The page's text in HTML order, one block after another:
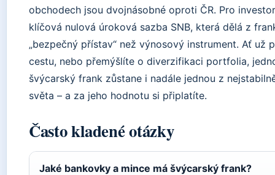
obchodech jsou dvojnásobné oproti ČR. Pro
klíčová nulová úroková sazba SNB, která dělá z
„bezpečný přístav“ než výnosový instrument. Ať už
cestu, nebo přemýšlíte o diverzifikaci portfolia,
švýcarský frank zůstane i nadále jednou z
světa – a za jeho hodnotu si připlatíte.
Často kladené otázky
Jaké bankovky a mince má švýcarský frank?